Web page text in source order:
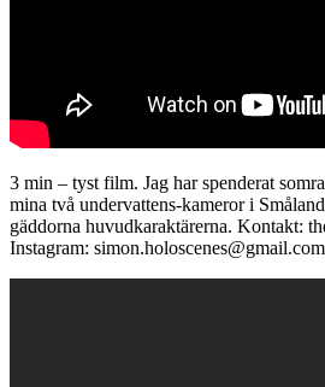
3 min – tyst film. Jag har spenderat
mina två undervattens-kameror i
gäddorna huvudkaraktärerna. Kontakt:
Instagram: simon.holoscenes@gmail.com